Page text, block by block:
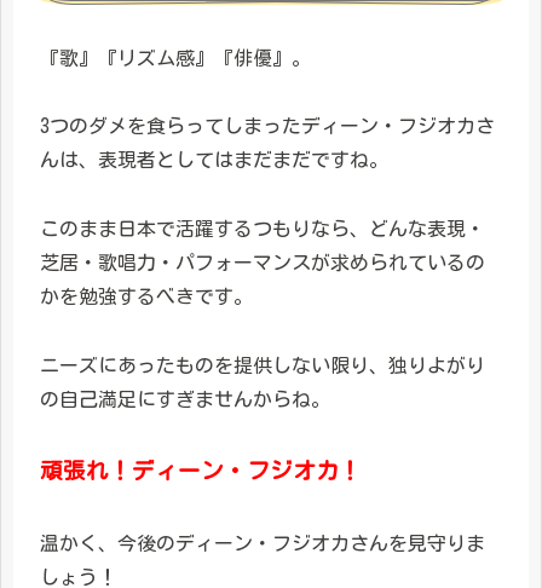
『歌』『リズム感』『俳優』。
3つのダメを食らってしまったディーン・フジオカさ
んは、表現者としてはまだまだですね。
このまま日本で活躍するつもりなら、どんな表現・
芝居・歌唱力・パフォーマンスが求められているの
かを勉強するべきです。
ニーズにあったものを提供しない限り、独りよがり
の自己満足にすぎませんからね。
頑張れ！ディーン・フジオカ！
温かく、今後のディーン・フジオカさんを見守りま
しょう！